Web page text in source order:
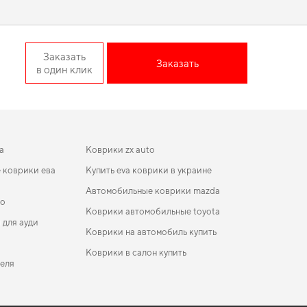
Заказать
в один клик
Заказать
ева
ауди
Коврики zx auto
Купить eva коврики в украине
Автомобильные коврики mazda
Коврики автомобильные toyota
Коврики на автомобиль купить
Коврики в салон купить